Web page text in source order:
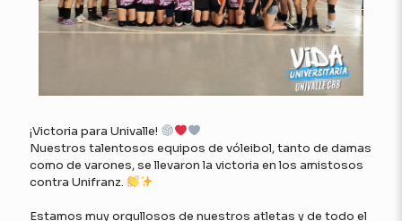
¡Victoria para Univalle!
Nuestros talentosos equipos de vóleibol, tanto de damas
como de varones, se llevaron la victoria en los amistosos
contra Unifranz.
Estamos muy orgullosos de nuestros atletas y de todo el